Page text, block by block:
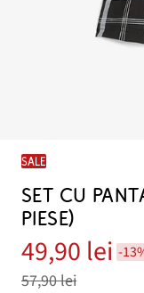
SALE
SET CU
PIESE)
49,90 lei -
57,90 lei